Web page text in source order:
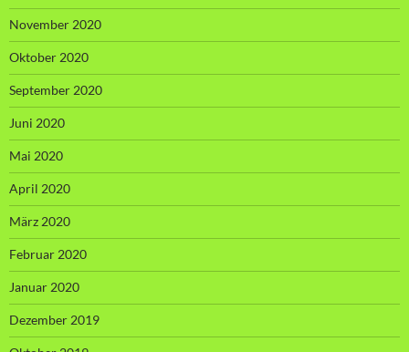
November 2020
Oktober 2020
September 2020
Juni 2020
Mai 2020
April 2020
März 2020
Februar 2020
Januar 2020
Dezember 2019